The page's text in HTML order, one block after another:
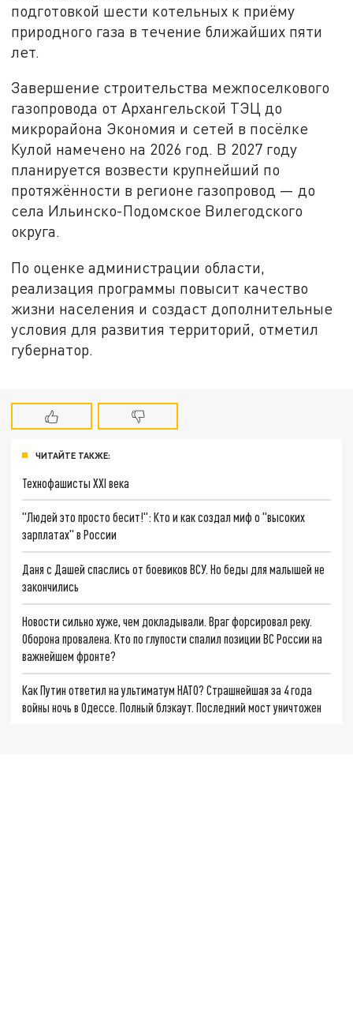
подготовкой шести котельных к приёму
природного газа в течение ближайших пяти
лет.
Завершение строительства межпоселкового
газопровода от Архангельской ТЭЦ до
микрорайона Экономия и сетей в посёлке
Кулой намечено на 2026 год. В 2027 году
планируется возвести крупнейший по
протяжённости в регионе газопровод — до
села Ильинско-Подомское Вилегодского
округа.
По оценке администрации области,
реализация программы повысит качество
жизни населения и создаст дополнительные
условия для развития территорий, отметил
губернатор.
ЧИТАЙТЕ ТАКЖЕ:
Технофашисты XXI века
"Людей это просто бесит!": Кто и как создал миф о "высоких
зарплатах" в России
Даня с Дашей спаслись от боевиков ВСУ. Но беды для малышей не
закончились
Новости сильно хуже, чем докладывали. Враг форсировал реку.
Оборона провалена. Кто по глупости спалил позиции ВС России на
важнейшем фронте?
Как Путин ответил на ультиматум НАТО? Страшнейшая за 4 года
войны ночь в Одессе. Полный блэкаут. Последний мост уничтожен